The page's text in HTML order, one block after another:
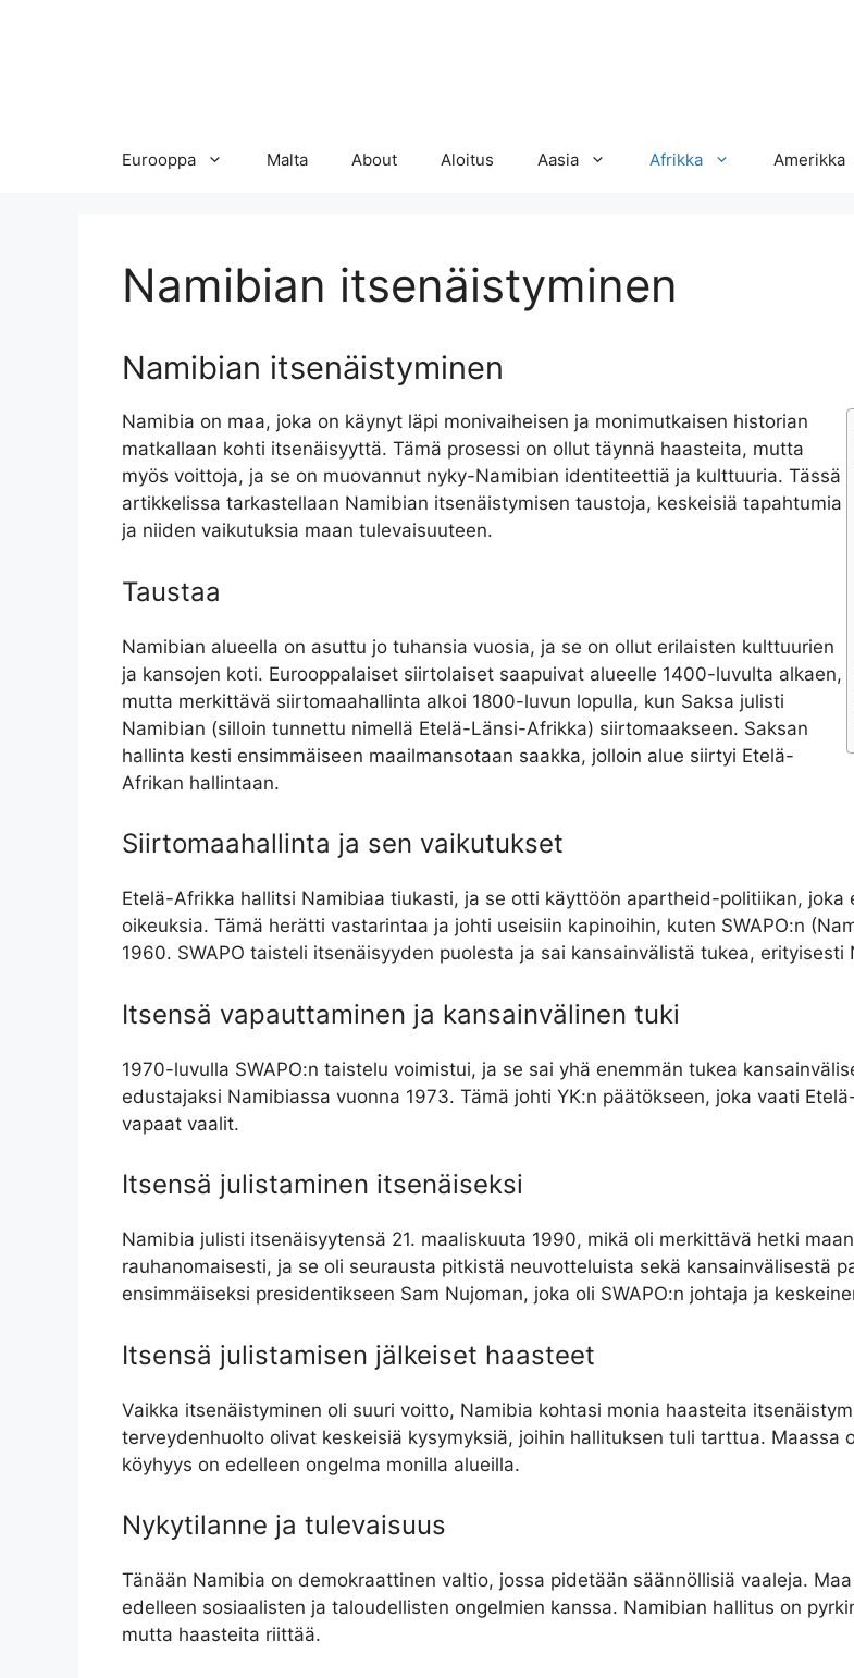
Eurooppa Malta About Aloitus Aasia Afrikka Amerikka
Namibian itsenäistyminen
Namibian itsenäistyminen
Namibia on maa, joka on käynyt läpi monivaiheisen ja monimutkaisen historian
matkallaan kohti itsenäisyyttä. Tämä prosessi on ollut täynnä haasteita, mutta
myös voittoja, ja se on muovannut nyky-Namibian identiteettiä ja kulttuuria. Tässä
artikkelissa tarkastellaan Namibian itsenäistymisen taustoja, keskeisiä tapahtumia
ja niiden vaikutuksia maan tulevaisuuteen.
Taustaa
Namibian alueella on asuttu jo tuhansia vuosia, ja se on ollut erilaisten kulttuurien
ja kansojen koti. Eurooppalaiset siirtolaiset saapuivat alueelle 1400-luvulta alkaen,
mutta merkittävä siirtomaahallinta alkoi 1800-luvun lopulla, kun Saksa julisti
Namibian (silloin tunnettu nimellä Etelä-Länsi-Afrikka) siirtomaakseen. Saksan
hallinta kesti ensimmäiseen maailmansotaan saakka, jolloin alue siirtyi Etelä-
Afrikan hallintaan.
Siirtomaahallinta ja sen vaikutukset
Etelä-Afrikka hallitsi Namibiaa tiukasti, ja se otti käyttöön apartheid-politiikan,
oikeuksia. Tämä herätti vastarintaa ja johti useisiin kapinoihin, kuten SWAPO:n
1960. SWAPO taisteli itsenäisyyden puolesta ja sai kansainvälistä tukea,
Itsensä vapauttaminen ja kansainvälinen tuki
1970-luvulla SWAPO:n taistelu voimistui, ja se sai yhä enemmän tukea
edustajaksi Namibiassa vuonna 1973. Tämä johti YK:n päätökseen, joka vaati
vapaat vaalit.
Itsensä julistaminen itsenäiseksi
Namibia julisti itsenäisyytensä 21. maaliskuuta 1990, mikä oli merkittävä hetki
rauhanomaisesti, ja se oli seurausta pitkistä neuvotteluista sekä kansainvälisestä
ensimmäiseksi presidentikseen Sam Nujoman, joka oli SWAPO:n johtaja ja
Itsensä julistamisen jälkeiset haasteet
Vaikka itsenäistyminen oli suuri voitto, Namibia kohtasi monia haasteita
terveydenhuolto olivat keskeisiä kysymyksiä, joihin hallituksen tuli tarttua. Maassa
köyhyys on edelleen ongelma monilla alueilla.
Nykytilanne ja tulevaisuus
Tänään Namibia on demokraattinen valtio, jossa pidetään säännöllisiä vaaleja.
edelleen sosiaalisten ja taloudellisten ongelmien kanssa. Namibian hallitus on
mutta haasteita riittää.